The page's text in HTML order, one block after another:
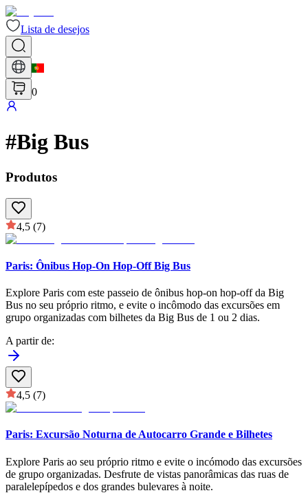
Lista de desejos
0
#Big Bus
Produtos
4,5 (7)
Paris: Ônibus Hop-On Hop-Off Big Bus
Explore Paris com este passeio de ônibus hop-on hop-off da Big
Bus no seu próprio ritmo, e evite o incômodo das excursões em
grupo organizadas com bilhetes da Big Bus de 1 ou 2 dias.
A partir de:
4,5 (7)
Paris: Excursão Noturna de Autocarro Grande e Bilhetes
Explore Paris ao seu próprio ritmo e evite o incómodo das excursões
de grupo organizadas. Desfrute de vistas panorâmicas das ruas de
paralelepípedos e dos grandes bulevares à noite.